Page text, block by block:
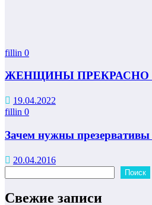
fillin 0
ЖЕНЩИНЫ
19.04.2022
fillin 0
Зачем нужны
20.04.2016
Поиск
Свежие записи